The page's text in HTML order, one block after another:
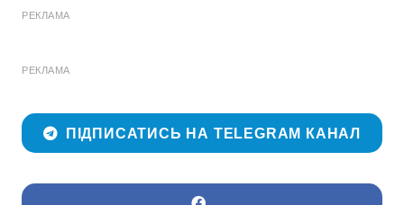
РЕКЛАМА
РЕКЛАМА
ПІДПИСАТИСЬ НА TELEGRAM КАНАЛ